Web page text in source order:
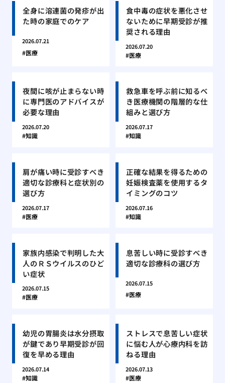
全身に溶連菌の発疹が出
た時の家庭でのケア
2026.07.21
医療
食中毒の症状を悪化させ
ないために早期受診が推
奨される理由
2026.07.20
医療
夜間に咳が止まらない時
に専門医のアドバイスが
必要な理由
2026.07.20
知識
救急車を呼ぶ前に知るべ
き医療機関の階層的な仕
組みと選び方
2026.07.17
知識
肩が痛い時に受診すべき
適切な診療科と症状別の
選び方
2026.07.17
医療
正確な結果を得るための
妊娠検査薬を使用するタ
イミングのコツ
2026.07.16
知識
家族内感染で判明した大
人のＲＳウイルスのひど
い症状
2026.07.15
医療
息苦しい時に受診すべき
適切な診療科の選び方
2026.07.15
医療
幼児の胃腸炎は水分摂取
が鍵であり早期受診が回
復を早める理由
2026.07.14
知識
ストレスで息苦しい症状
に悩む人が心療内科を訪
ねる理由
2026.07.13
医療